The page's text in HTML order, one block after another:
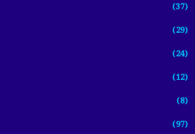
(37)
(29)
(24)
(12)
(8)
(97)